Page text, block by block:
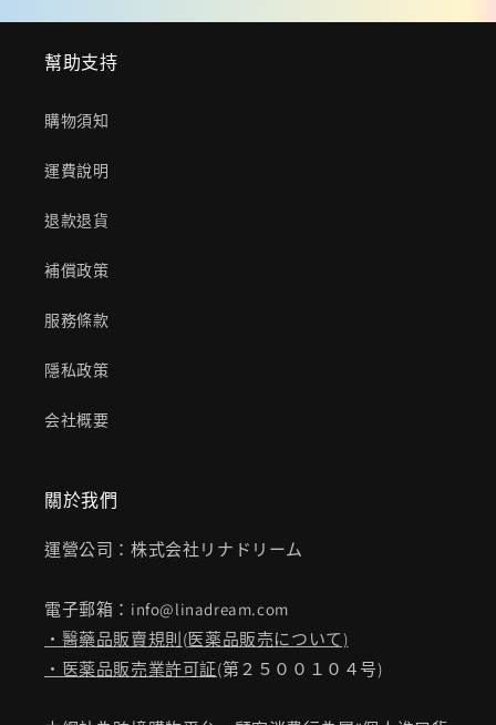
幫助支持
購物須知
運費說明
退款退貨
補償政策
服務條款
隱私政策
会社概要
關於我們
運營公司：株式会社リナドリーム
電子郵箱：info@linadream.com
・醫藥品販賣規則 (医薬品販売について)
・医薬品販売業許可証(第２５００１０４号)